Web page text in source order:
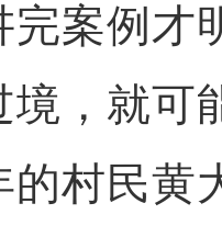
完案例才
境，就可
的村民黄